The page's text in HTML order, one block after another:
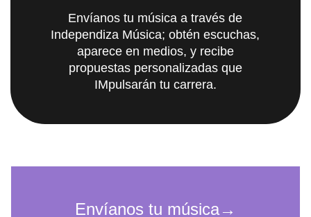
Envíanos tu música a través de
Independiza Música; obtén escuchas,
aparece en medios, y recibe
propuestas personalizadas que
IMpulsarán tu carrera.